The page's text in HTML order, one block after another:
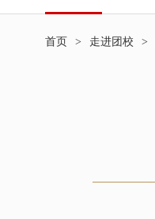
首页 > 走进团校 >